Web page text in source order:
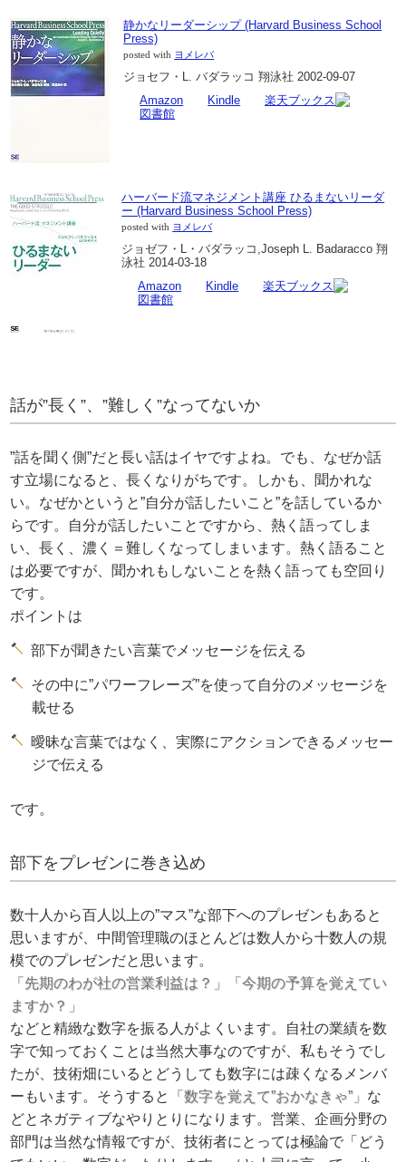
静かなリーダーシップ (Harvard Business School
Press)
posted with ヨメレバ
ジョセフ・L. バダラッコ 翔泳社 2002-09-07
Amazon
Kindle
楽天ブックス
図書館
ハーバード流マネジメント講座 ひるまないリーダ
ー (Harvard Business School Press)
posted with ヨメレバ
ジョゼフ・L・バダラッコ,Joseph L. Badaracco 翔
泳社 2014-03-18
Amazon
Kindle
楽天ブックス
図書館
話が”長く”、”難しく”なってないか
”話を聞く側”だと長い話はイヤですよね。でも、なぜか話
す立場になると、長くなりがちです。しかも、聞かれな
い。なぜかというと”自分が話したいこと”を話しているか
らです。自分が話したいことですから、熱く語ってしま
い、長く、濃く＝難しくなってしまいます。熱く語ること
は必要ですが、聞かれもしないことを熱く語っても空回り
です。
ポイントは
部下が聞きたい言葉でメッセージを伝える
その中に”パワーフレーズ”を使って自分のメッセージを
載せる
曖昧な言葉ではなく、実際にアクションできるメッセー
ジで伝える
です。
部下をプレゼンに巻き込め
数十人から百人以上の”マス”な部下へのプレゼンもあると
思いますが、中間管理職のほとんどは数人から十数人の規
模でのプレゼンだと思います。
「先期のわが社の営業利益は？」「今期の予算を覚えてい
ますか？」
などと精緻な数字を振る人がよくいます。自社の業績を数
字で知っておくことは当然大事なのですが、私もそうでし
たが、技術畑にいるとどうしても数字には疎くなるメンバ
ーもいます。そうすると
「数字を覚えて”おかなきゃ”」 な
どとネガティブなやりとりになります。営業、企画分野の
部門は当然な情報ですが、技術者にとっては極論で「どう